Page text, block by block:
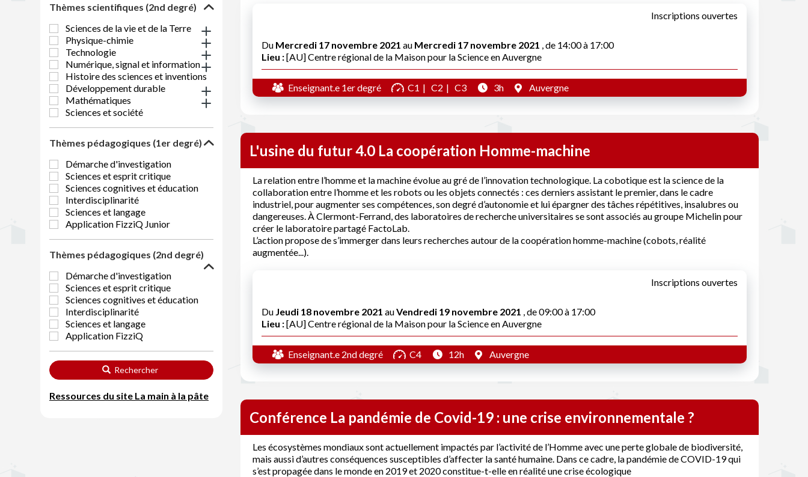
Thèmes scientifiques (2nd degré)
Sciences de la vie et de la Terre
Physique-chimie
Technologie
Numérique, signal et information
Histoire des sciences et inventions
Développement durable
Mathématiques
Sciences et société
Thèmes pédagogiques (1er degré)
Démarche d'investigation
Sciences et esprit critique
Sciences cognitives et éducation
Interdisciplinarité
Sciences et langage
Application FizziQ Junior
Thèmes pédagogiques (2nd degré)
Démarche d'investigation
Sciences et esprit critique
Sciences cognitives et éducation
Interdisciplinarité
Sciences et langage
Application FizziQ
Rechercher
Ressources du site La main à la pâte
Inscriptions ouvertes
Du Mercredi 17 novembre 2021 au Mercredi 17 novembre 2021 , de 14:00 à 17:00
Lieu :[AU] Centre régional de la Maison pour la Science en Auvergne
Enseignant.e 1er degré C1 C2 C3 3h Auvergne
L'usine du futur 4.0 La coopération Homme-machine
La relation entre l’homme et la machine évolue au gré de l’innovation technologique. La cobotique est la science de la
collaboration entre l’homme et les robots ou les objets connectés : ces derniers assistant le premier, dans le cadre
industriel, pour augmenter ses compétences, son degré d’autonomie et lui épargner des tâches répétitives, insalubres ou
dangereuses. À Clermont-Ferrand, des laboratoires de recherche universitaires se sont associés au groupe Michelin pour
créer le laboratoire partagé FactoLab.
L’action propose de s’immerger dans leurs recherches autour de la coopération homme-machine (cobots, réalité
augmentée...).
Inscriptions ouvertes
Du Jeudi 18 novembre 2021 auVendredi 19 novembre 2021 , de 09:00 à 17:00
Lieu :[AU] Centre régional de la Maison pour la Science en Auvergne
Enseignant.e 2nd degré C4 12h Auvergne
Conférence La pandémie de Covid-19 : une crise environnementale ?
Les écosystèmes mondiaux sont actuellement impactés par l’activité de l’Homme avec une perte globale de biodiversité,
mais aussi d’autres conséquences susceptibles d’affecter la santé humaine. Dans ce cadre, la pandémie de COVID-19 qui
s’est propagée dans le monde en 2019 et 2020 constitue-t-elle en réalité une crise écologique